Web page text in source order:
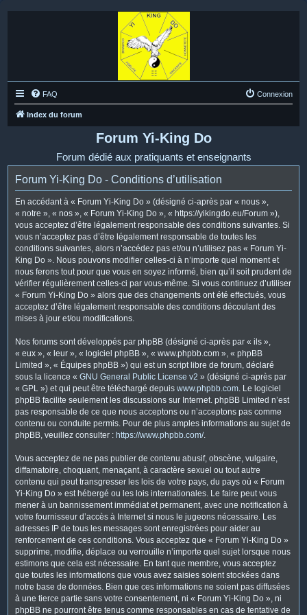
FAQ Connexion
Index du forum
Forum Yi-King Do
Forum dédié aux pratiquants et enseignants
Forum Yi-King Do - Conditions d’utilisation
En accédant à « Forum Yi-King Do » (désigné ci-après par « nous »,
« notre », « nos », « Forum Yi-King Do », « https://yikingdo.eu/Forum »),
vous acceptez d’être légalement responsable des conditions suivantes. Si
vous n’acceptez pas d’être légalement responsable de toutes les
conditions suivantes, alors n’accédez pas et/ou n’utilisez pas « Forum Yi-
King Do ». Nous pouvons modifier celles-ci à n’importe quel moment et
nous ferons tout pour que vous en soyez informé, bien qu’il soit prudent de
vérifier régulièrement celles-ci par vous-même. Si vous continuez d’utiliser
« Forum Yi-King Do » alors que des changements ont été effectués, vous
acceptez d’être légalement responsable des conditions découlant des
mises à jour et/ou modifications.
Nos forums sont développés par phpBB (désigné ci-après par « ils »,
« eux », « leur », « logiciel phpBB », « www.phpbb.com », « phpBB
Limited », « Équipes phpBB ») qui est un script libre de forum, déclaré
sous la licence « GNU General Public License v2 » (désigné ci-après par
« GPL ») et qui peut être téléchargé depuis www.phpbb.com. Le logiciel
phpBB facilite seulement les discussions sur Internet. phpBB Limited n’est
pas responsable de ce que nous acceptons ou n’acceptons pas comme
contenu ou conduite permis. Pour de plus amples informations au sujet de
phpBB, veuillez consulter : https://www.phpbb.com/.
Vous acceptez de ne pas publier de contenu abusif, obscène, vulgaire,
diffamatoire, choquant, menaçant, à caractère sexuel ou tout autre
contenu qui peut transgresser les lois de votre pays, du pays où « Forum
Yi-King Do » est hébergé ou les lois internationales. Le faire peut vous
mener à un bannissement immédiat et permanent, avec une notification à
votre fournisseur d’accès à Internet si nous le jugeons nécessaire. Les
adresses IP de tous les messages sont enregistrées pour aider au
renforcement de ces conditions. Vous acceptez que « Forum Yi-King Do »
supprime, modifie, déplace ou verrouille n’importe quel sujet lorsque nous
estimons que cela est nécessaire. En tant que membre, vous acceptez
que toutes les informations que vous avez saisies soient stockées dans
notre base de données. Bien que ces informations ne soient pas diffusées
à une tierce partie sans votre consentement, ni « Forum Yi-King Do », ni
phpBB ne pourront être tenus comme responsables en cas de tentative de